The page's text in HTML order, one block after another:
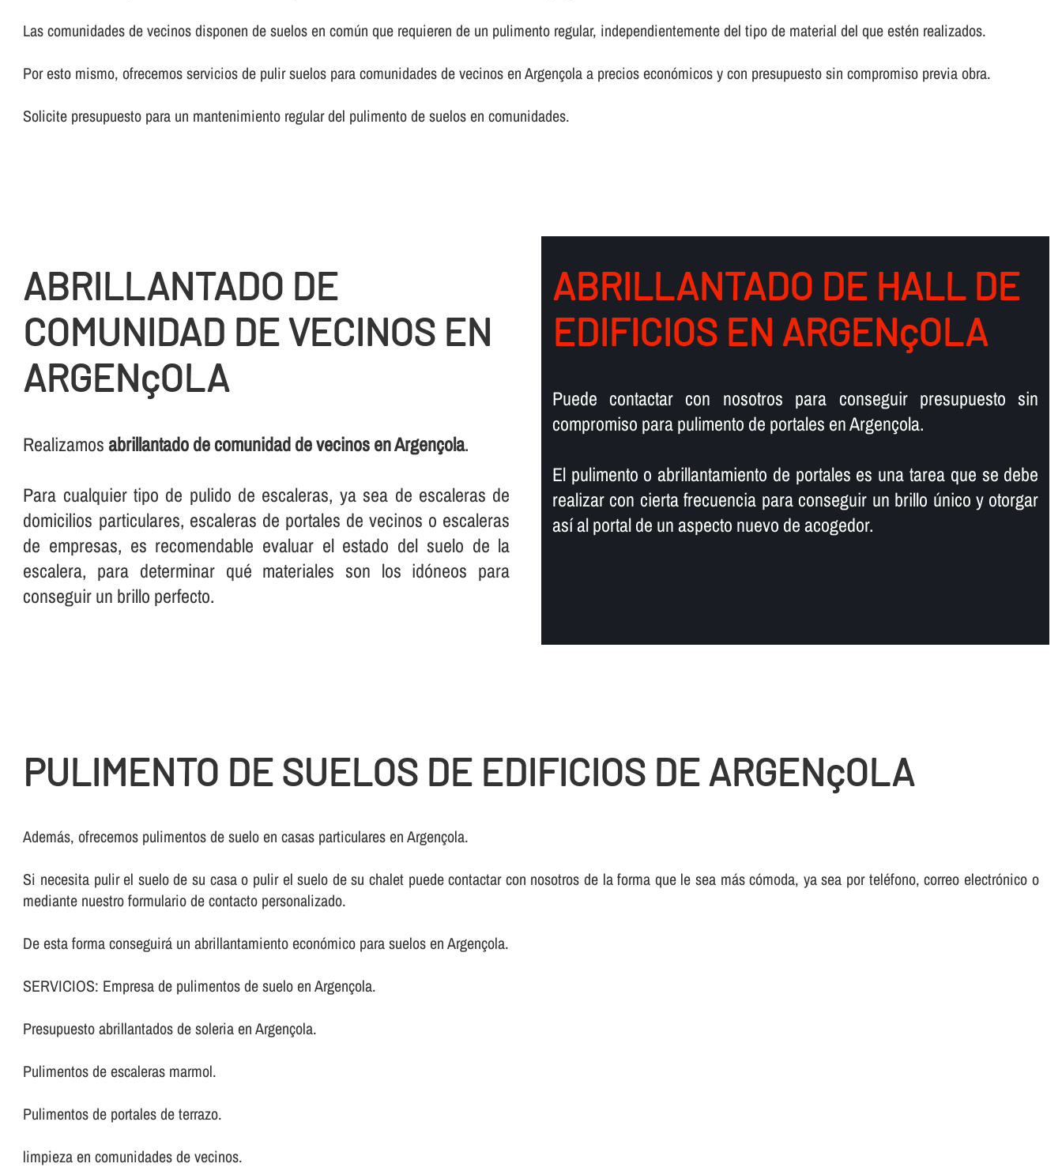
Las comunidades de vecinos disponen de suelos en común que requieren de un pulimento regular, independientemente del tipo de material del que estén realizados.
Por esto mismo, ofrecemos servicios de pulir suelos para comunidades de vecinos en Argençola a precios económicos y con presupuesto sin compromiso previa obra.
Solicite presupuesto para un mantenimiento regular del pulimento de suelos en comunidades.
ABRILLANTADO DE
COMUNIDAD DE VECINOS EN
ARGENçOLA
Realizamosabrillantado de comunidad de vecinos en Argençola.
Para cualquier tipo de pulido de escaleras, ya sea de escaleras de
domicilios particulares, escaleras de portales de vecinos o escaleras
de empresas, es recomendable evaluar el estado del suelo de la
escalera, para determinar qué materiales son los idóneos para
conseguir un brillo perfecto.
ABRILLANTADO DE HALL DE
EDIFICIOS EN ARGENçOLA
Puede contactar con nosotros para conseguir presupuesto sin
compromiso para pulimento de portales en Argençola.
El pulimento o abrillantamiento de portales es una tarea que se debe
realizar con cierta frecuencia para conseguir un brillo único y otorgar
así­ al portal de un aspecto nuevo de acogedor.
PULIMENTO DE SUELOS DE EDIFICIOS DE ARGENçOLA
Además, ofrecemos pulimentos de suelo en casas particulares en Argençola.
Si necesita pulir el suelo de su casa o pulir el suelo de su chalet puede contactar con nosotros de la forma que le sea más cómoda, ya sea por teléfono, correo electrónico o
mediante nuestro formulario de contacto personalizado.
De esta forma conseguirá un abrillantamiento económico para suelos en Argençola.
SERVICIOS: Empresa de pulimentos de suelo en Argençola.
Presupuesto abrillantados de soleria en Argençola.
Pulimentos de escaleras marmol.
Pulimentos de portales de terrazo.
limpieza en comunidades de vecinos.